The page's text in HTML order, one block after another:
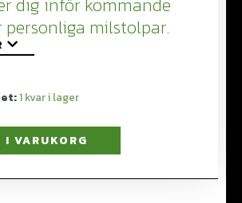
personliga milstolpar.
1
I VARUKORG